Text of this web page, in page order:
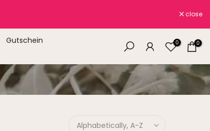
close
Gutschein
0 0
Alphabetically, A-Z